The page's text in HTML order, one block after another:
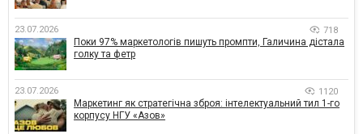
23.07.2026 718
Поки 97% маркетологів пишуть промпти, Галичина дістала
голку та фетр
23.07.2026 1120
Маркетинг як стратегічна зброя: інтелектуальний тил 1-го
корпусу НГУ «Азов»